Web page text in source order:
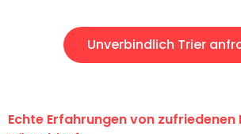
Unverbindlich Trier
Echte Erfahrungen von zufriedenen